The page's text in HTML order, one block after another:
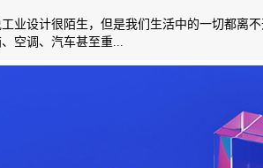
业设计很陌生，但是我们生活中的一切都离
空调、汽车甚至重...